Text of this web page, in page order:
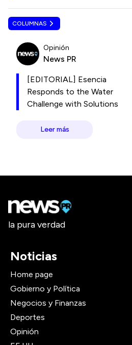
COLUMNAS
Opinión
News PR
[EDITORIAL] Esencia
Responds to the Water
Challenge with Solutions
Leer más
la pura verdad
Noticias
Home page
Gobierno y Política
Negocios y Finanzas
Deportes
Opinión